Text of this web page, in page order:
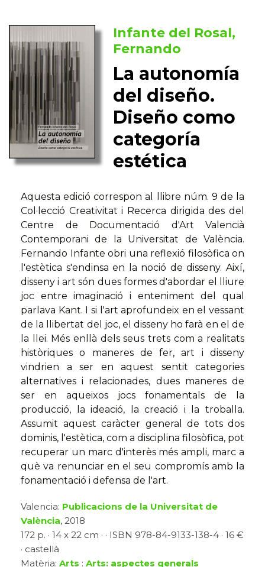
Infante del Rosal,
Fernando
La autonomía
del diseño.
Diseño como
categoría
estética
Aquesta edició correspon al llibre núm. 9 de la
Col·lecció Creativitat i Recerca dirigida des del
Centre de Documentació d'Art Valencià
Contemporani de la Universitat de València.
Fernando Infante obri una reflexió filosòfica on
l'estètica s'endinsa en la noció de disseny. Així,
disseny i art són dues formes d'abordar el lliure
joc entre imaginació i enteniment del qual
parlava Kant. I si l'art aprofundeix en el vessant
de la llibertat del joc, el disseny ho farà en el de
la llei. Més enllà dels seus trets com a realitats
històriques o maneres de fer, art i disseny
vindrien a ser en aquest sentit categories
alternatives i relacionades, dues maneres de
ser en aqueixos jocs fonamentals de la
producció, la ideació, la creació i la troballa.
Assumit aquest caràcter general de tots dos
dominis, l'estètica, com a disciplina filosòfica, pot
recuperar un marc d'interès més ampli, marc a
què va renunciar en el seu compromís amb la
fonamentació i defensa de l'art.
Valencia: Publicacions de la Universitat de
València, 2018
172 p. · 14 x 22 cm · · ISBN 978-84-9133-138-4 · 16 €
· castellà
Matèria: Arts : Arts: aspectes generals